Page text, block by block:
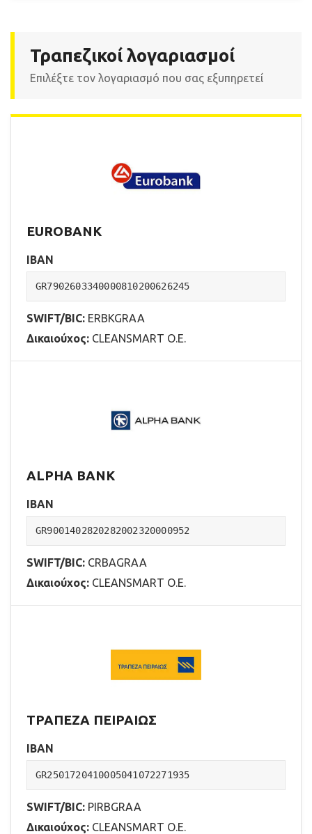
Τραπεζικοί λογαριασμοί
Επιλέξτε τον λογαριασμό που σας εξυπηρετεί
EUROBANK
IBAN
GR7902603340000810200626245
SWIFT/BIC: ERBKGRAA
Δικαιούχος: CLEANSMART Ο.Ε.
ALPHA BANK
IBAN
GR9001402820282002320000952
SWIFT/BIC: CRBAGRAA
Δικαιούχος: CLEANSMART Ο.Ε.
ΤΡΑΠΕΖΑ ΠΕΙΡΑΙΩΣ
IBAN
GR2501720410005041072271935
SWIFT/BIC: PIRBGRAA
Δικαιούχος: CLEANSMART Ο.Ε.